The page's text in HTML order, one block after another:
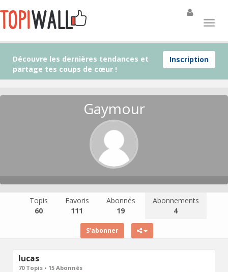
Inscription
Découvre les dernières tendances et
partage tes coups de cœur !
Gaymour
Topis
60
Favoris
111
Abonnés
19
Abonnements
4
S’abonner
lucas
70 Topis • 15 Abonnés